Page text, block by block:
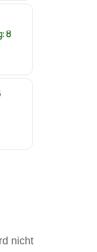
8
nicht